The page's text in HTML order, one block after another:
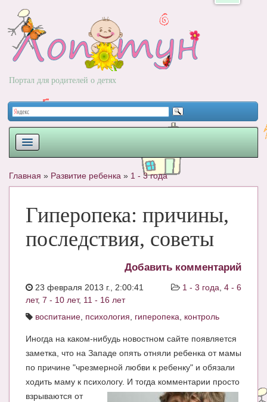
Портал для родителей о детях
НОВОРОЖДЕННЫЙ
РАЗВИТИЕ
ЧАТ
КНИГИ
Сказки
ПСИХОЛОГИЯ
ЗДОРОВЬЕ
Главная » Развитие ребенка » 1 - 3 года
Гиперопека: причины,
последствия, советы
Добавить комментарий
23 февраля 2013 г., 2:00:41 1 - 3 года 4 - 6
лет, 7 - 10 лет, 11 - 16 лет
воспитание психология гиперопека контроль
Иногда на каком-нибудь новостном сайте появляется
заметка, что на Западе опять отняли ребенка от мамы
по причине "чрезмерной любви к ребенку" и обязали
ходить маму к психологу. И тогда комментарии просто
взрываются от